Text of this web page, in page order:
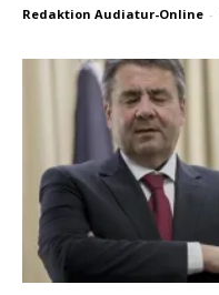
Redaktion Audiatur-Online -